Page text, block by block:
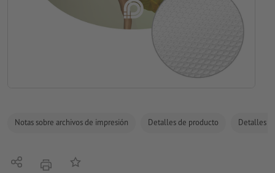
Notas sobre archivos de impresión Detalles de producto Detalles
CompartirimprimirAñadir a lista de favoritos